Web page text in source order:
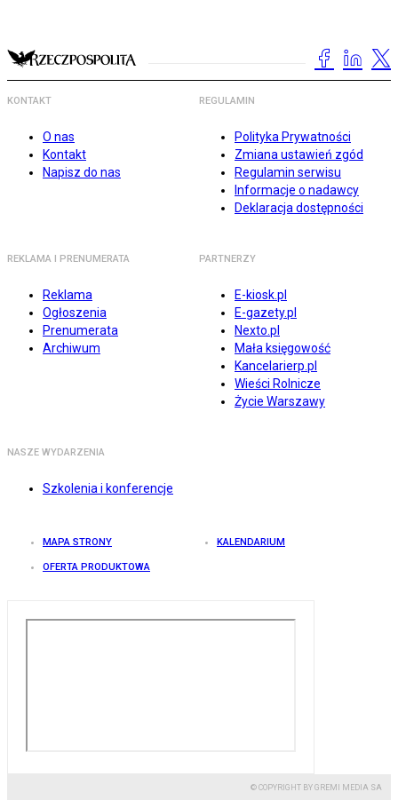
KONTAKT
O nas
Kontakt
Napisz do nas
REGULAMIN
Polityka Prywatności
Zmiana ustawień zgód
Regulamin serwisu
Informacje o nadawcy
Deklaracja dostępności
REKLAMA I PRENUMERATA
Reklama
Ogłoszenia
Prenumerata
Archiwum
PARTNERZY
E-kiosk.pl
E-gazety.pl
Nexto.pl
Mała księgowość
Kancelarierp.pl
Wieści Rolnicze
Życie Warszawy
NASZE WYDARZENIA
Szkolenia i konferencje
MAPA STRONY KALENDARIUM
OFERTA PRODUKTOWA
© COPYRIGHT BY GREMI MEDIA SA